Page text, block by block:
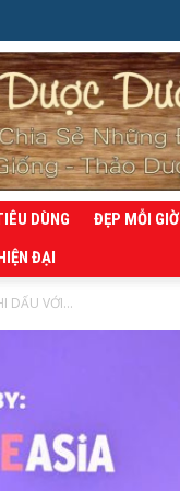
DÙNG
ĐẸP MỖI GIỜ
ĐẠI
DẤU VỚI...